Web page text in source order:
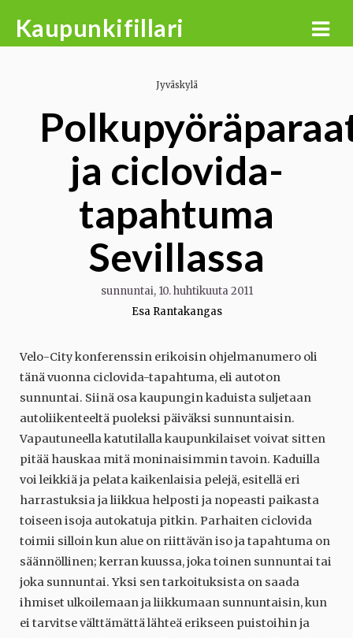
Kaupunkifillari
Jyväskylä
ja ciclovida-
tapahtuma
Sevillassa
sunnuntai, 10. huhtikuuta 2011
Esa Rantakangas
Velo-City konferenssin erikoisin ohjelmanumero oli
tänä vuonna ciclovida-tapahtuma, eli autoton
sunnuntai. Siinä osa kaupungin kaduista suljetaan
autoliikenteeltä puoleksi päiväksi sunnuntaisin.
Vapautuneella katutilalla kaupunkilaiset voivat sitten
pitää hauskaa mitä moninaisimmin tavoin. Kaduilla
voi leikkiä ja pelata kaikenlaisia pelejä, esitellä eri
harrastuksia ja liikkua helposti ja nopeasti paikasta
toiseen isoja autokatuja pitkin. Parhaiten ciclovida
toimii silloin kun alue on riittävän iso ja tapahtuma on
säännöllinen; kerran kuussa, joka toinen sunnuntai tai
joka sunnuntai. Yksi sen tarkoituksista on saada
ihmiset ulkoilemaan ja liikkumaan sunnuntaisin, kun
ei tarvitse välttämättä lähteä erikseen puistoihin ja